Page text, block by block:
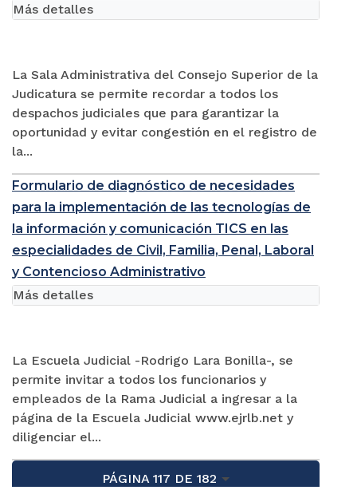
La Sala Administrativa del Consejo Superior de la
Judicatura se permite recordar a todos los
despachos judiciales que para garantizar la
oportunidad y evitar congestión en el registro de
la...
Más detalles
Formulario de diagnóstico de necesidades
para la implementación de las tecnologías de
la información y comunicación TICS en las
especialidades de Civil, Familia, Penal, Laboral
y Contencioso Administrativo
La Escuela Judicial -Rodrigo Lara Bonilla-, se
permite invitar a todos los funcionarios y
empleados de la Rama Judicial a ingresar a la
página de la Escuela Judicial www.ejrlb.net y
diligenciar el...
Más detalles
PÁGINA 117 DE 182